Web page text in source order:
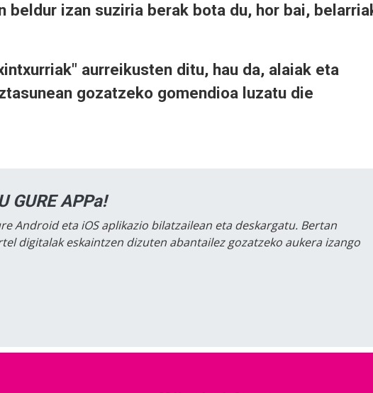
beldur izan suziria berak bota du, hor bai,
aurreikusten ditu, hau da, alaiak eta
gozatzeko gomendioa luzatu die
GURE APPa!
Android eta iOS aplikazio bilatzailean eta deskargatu. Bertan
digitalak eskaintzen dizuten abantailez gozatzeko aukera izango